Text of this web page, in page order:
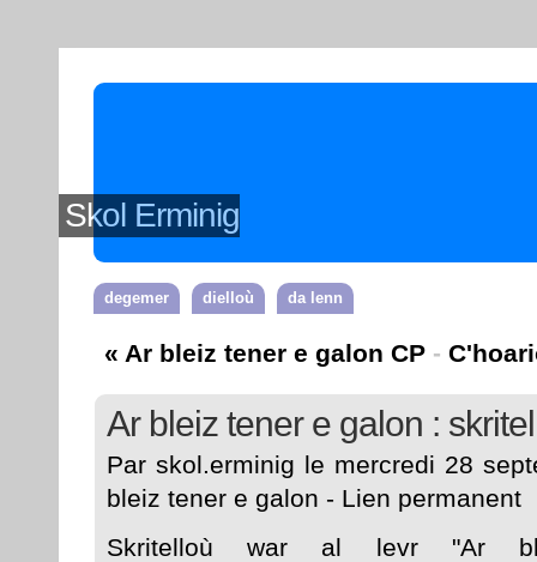
Skol Erminig
degemer dielloù da lenn
« Ar bleiz tener e galon CP -
Ar bleiz tener e galon :
Par skol.erminig le mercredi 28
bleiz tener e galon - Lien permanent
Skritelloù war al levr "Ar